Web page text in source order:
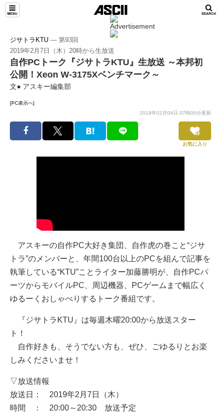
ジサトラKTU ― 第93回
2019年2月7日（木）20時から生放送
自作PCトーク『ジサトラKTU』生放送 ～本邦初
公開！Xeon W-3175Xベンチマーク～
文● アスキー編集部
[PC表示へ]
2019年02月04日 07時00分更新
お気に入り
アスキーの自作PC大好き集団、自作虎の巻こと“ジサ
トラ”のメンバーと、年間100台以上のPCを組んで記事を
執筆している“KTU”ことライター加藤勝明が、自作PCパ
ーツからモバイルPC、周辺機器、PCゲームまで幅広く
ゆるーくおしゃべりするトーク番組です。
『ジサトラKTU』は毎週木曜20:00から放送スター
ト！
自作好きも、そうでない方も、ぜひ、ごゆるりとお楽
しみくださいませ！
▽放送情報
放送日： 2019年2月7日（木）
時間 ： 20:00～20:30 放送予定